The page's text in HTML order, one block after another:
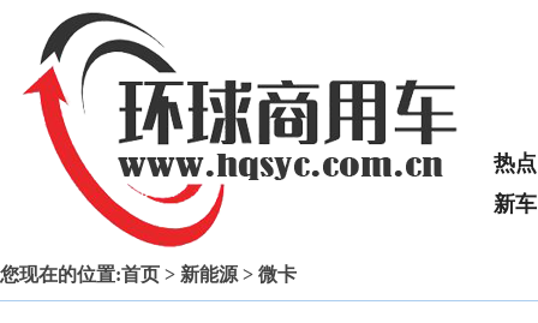
热点
新车
您现在的位置:首页 > 新能源 > 微卡